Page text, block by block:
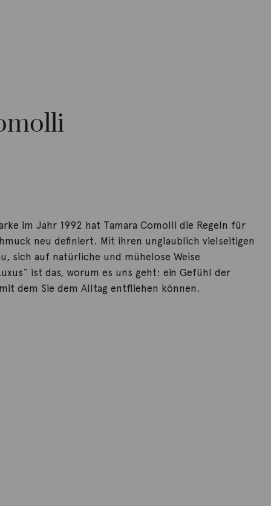
im Jahr 1992 hat Tamara Comolli die Regeln für
neu definiert. Mit ihren unglaublich vielseitigen
sich auf natürliche und mühelose Weise
ist das, worum es uns geht: ein Gefühl der
dem Sie dem Alltag entfliehen können.